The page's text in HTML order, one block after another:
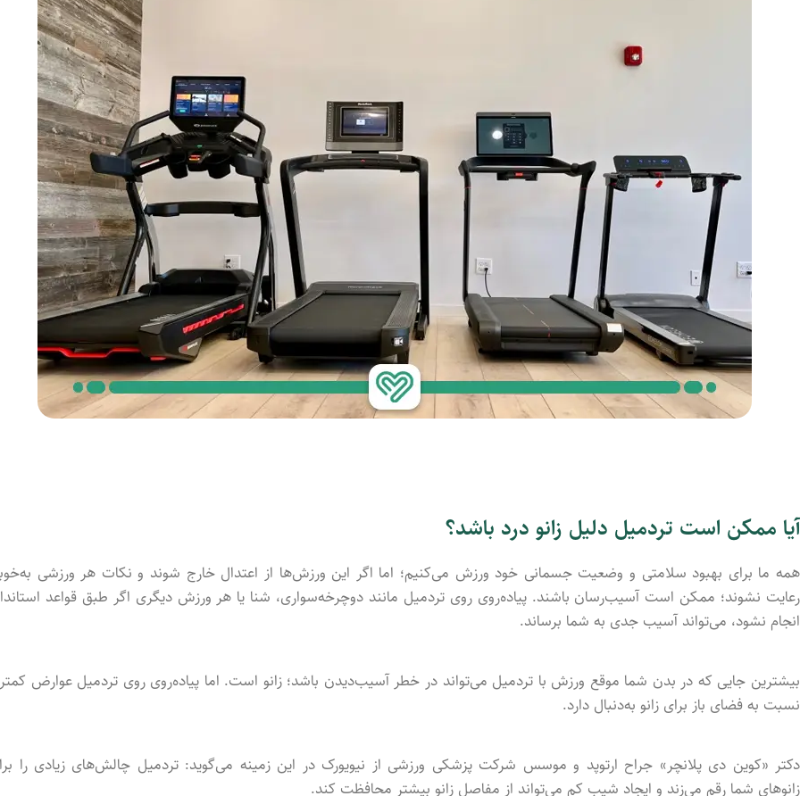
آیا ممکن است تردمیل دلیل زانو درد باشد؟
همه ما برای بهبود سلامتی و وضعیت جسمانی خود ورزش می‌کنیم؛ اما اگر این ورزش‌ها از اعتدال خارج شوند و نکات هر ورزشی
رعایت نشوند؛ ممکن است آسیب‌رسان باشند. پیاده‌روی روی تردمیل مانند دوچرخه‌سواری، شنا یا هر ورزش دیگری اگر طبق قواعد
انجام نشود، می‌تواند آسیب جدی به شما برساند.
بیشترین جایی که در بدن شما موقع ورزش با تردمیل می‌تواند در خطر آسیب‌دیدن باشد؛ زانو است. اما پیاده‌روی روی تردمیل عوارض
نسبت به فضای باز برای زانو به‌دنبال دارد.
دکتر «کوین دی پلانچر» جراح ارتوپد و موسس شرکت پزشکی ورزشی از نیویورک در این زمینه می‌گوید: تردمیل چالش‌های زیادی را
زانوهای شما رقم می‌زند و ایجاد شیب کم می‌تواند از مفاصل زانو بیشتر محافظت کند.